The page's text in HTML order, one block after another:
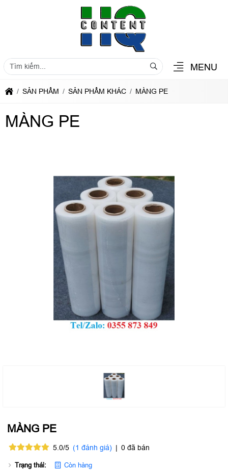
MENU
SẢN PHẨM SẢN PHẨM KHÁC MÀNG PE
MÀNG PE
MÀNG PE
5.0/5 (1 đánh giá) | 0 đã bán
Trạng thái: Còn hàng